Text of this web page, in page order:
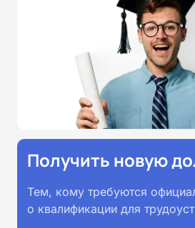
Получить новую
Тем, кому требуются
о квалификации для